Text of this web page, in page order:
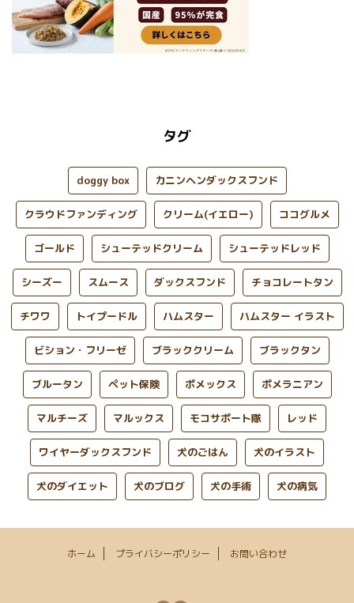
タグ
doggy box カニンヘンダックスフンド
クラウドファンディング クリーム(イエロー) ココグルメ
ゴールド シューテッドクリーム シューテッドレッド
シーズー スムース ダックスフンド チョコレートタン
チワワ トイプードル ハムスター ハムスター イラスト
ビション・フリーゼ ブラッククリーム ブラックタン
ブルータン ペット保険 ポメックス ポメラニアン
マルチーズ マルックス モコサポート隊 レッド
ワイヤーダックスフンド 犬のごはん 犬のイラスト
犬のダイエット 犬のブログ 犬の手術 犬の病気
ホーム プライバシーポリシー お問い合わせ